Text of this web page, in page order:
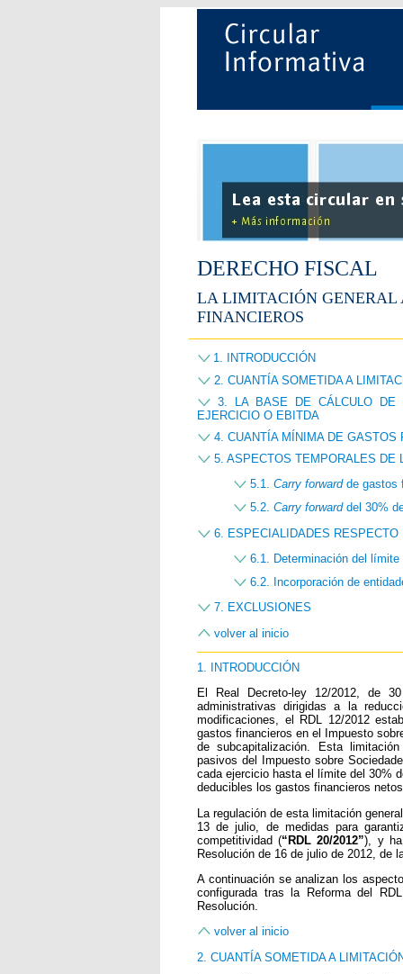
DERECHO FISCAL
LA LIMITACIÓN GENERAL
FINANCIEROS
1. INTRODUCCIÓN
2. CUANTÍA SOMETIDA A
3. LA BASE DE CÁLCULO DE
EJERCICIO O EBITDA
4. CUANTÍA MÍNIMA DE GASTOS
5. ASPECTOS TEMPORALES DE
5.1. Carry forwardde gastos
5.2. Carry forwarddel 30%
6. ESPECIALIDADES
6.1. Determinación del
6.2. Incorporación de
7. EXCLUSIONES
volver al inicio
1. INTRODUCCIÓN
El Real Decreto-ley 12/2012, de
administrativas dirigidas a la
modificaciones, el RDL 12/2012
gastos financieros en el Impuesto
de subcapitalización. Esta
pasivos del Impuesto sobre
cada ejercicio hasta el límite del 30%
deducibles los gastos financieros
La regulación de esta limitación
13 de julio, de medidas para
competitividad (“RDL 20/2012”), y ha
Resolución de 16 de julio de 2012, de
A continuación se analizan los
configurada tras la Reforma del
Resolución.
volver al inicio
2. CUANTÍA SOMETIDA A